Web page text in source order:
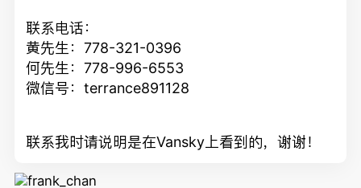
联系电话：
黄先生：778-321-0396
何先生：778-996-6553
微信号：terrance891128
联系我时请说明是在Vansky上看到的，谢谢！